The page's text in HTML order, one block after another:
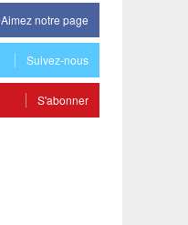
Aimez notre page
Suivez-nous
S'abonner